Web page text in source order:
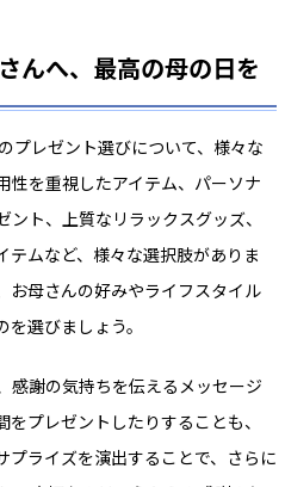
んへ、最高の母の日を
プレゼント選びについて、様々な
性を重視したアイテム、パーソナ
ト、上質なリラックスグッズ、
テムなど、様々な選択肢がありま
お母さんの好みやライフスタイル
選びましょう。
感謝の気持ちを伝えるメッセージ
プレゼントしたりすることも、
プライズを演出することで、さらに